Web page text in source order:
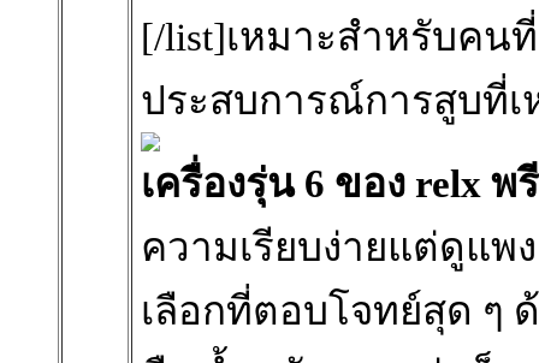
[/list]เหมาะสำหรับคน
ประสบการณ์การสูบที่เ
เครื่องรุ่น 6 ของ relx พ
ความเรียบง่ายแต่ดูแพ
เลือกที่ตอบโจทย์สุด ๆ